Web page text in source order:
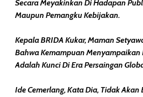
Secara Meyakinkan Di Hadapan
Maupun Pemangku Kebijakan.
Kepala BRIDA Kukar, Maman
Bahwa Kemampuan Menyampaikan
Adalah Kunci Di Era Persaingan
Ide Cemerlang, Kata Dia, Tidak Akan